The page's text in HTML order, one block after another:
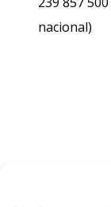
nacional)